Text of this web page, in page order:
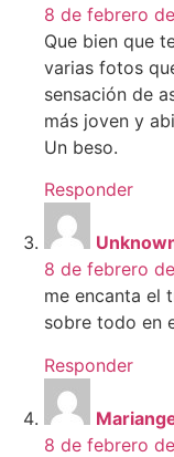
8 de febrero
Que bien que
varias fotos
sensación de
más joven y
Un beso.
Responder
8 de febrero
me encanta el
sobre todo en
Responder
8 de febrero